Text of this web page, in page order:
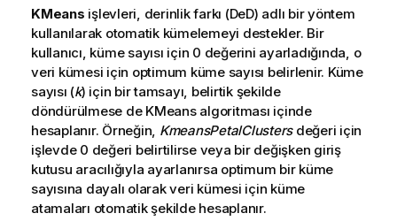
KMeans işlevleri, derinlik farkı (DeD) adlı bir yöntem
kullanılarak otomatik kümelemeyi destekler. Bir
kullanıcı, küme sayısı için 0 değerini ayarladığında, o
veri kümesi için optimum küme sayısı belirlenir. Küme
sayısı (k) için bir tamsayı, belirtik şekilde
döndürülmese de KMeans algoritması içinde
hesaplanır. Örneğin, KmeansPetalClustersdeğeri için
işlevde 0 değeri belirtilirse veya bir değişken giriş
kutusu aracılığıyla ayarlanırsa optimum bir küme
sayısına dayalı olarak veri kümesi için küme
atamaları otomatik şekilde hesaplanır.